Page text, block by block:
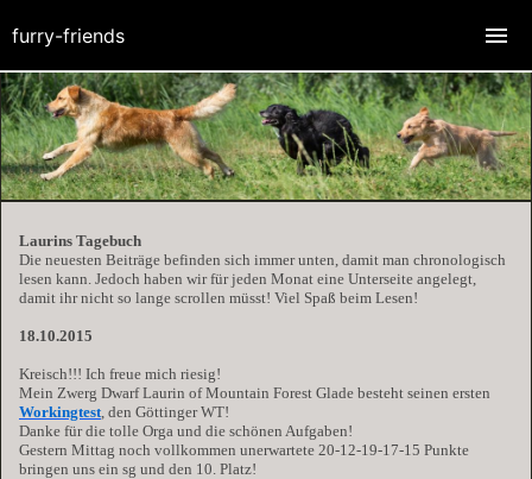
Laurins Tagebuch
Die neuesten Beiträge befinden sich immer unten, damit man chronologisch
lesen kann. Jedoch haben wir für jeden Monat eine Unterseite angelegt,
damit ihr nicht so lange scrollen müsst! Viel Spaß beim Lesen!
18.10.2015
Kreisch!!! Ich freue mich riesig!
Mein Zwerg Dwarf Laurin of Mountain Forest Glade besteht seinen ersten
Workingtest , den Göttinger WT!
Danke für die tolle Orga und die schönen Aufgaben!
Gestern Mittag noch vollkommen unerwartete 20-12-19-17-15 Punkte
bringen uns ein sg und den 10. Platz!
furry-friends